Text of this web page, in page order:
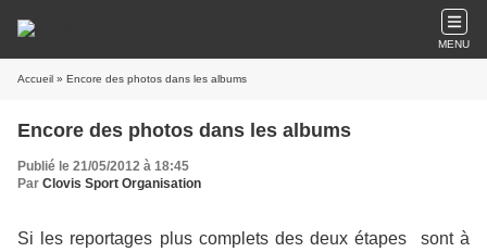
MENU
Accueil » Encore des photos dans les albums
Encore des photos dans les albums
Publié le 21/05/2012 à 18:45
Par Clovis Sport Organisation
Si les reportages plus complets des deux étapes sont à